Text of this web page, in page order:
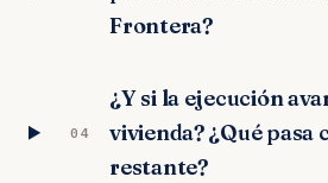
Frontera?
04
¿Y si la ejecución
vivienda? ¿Qué pasa
restante?